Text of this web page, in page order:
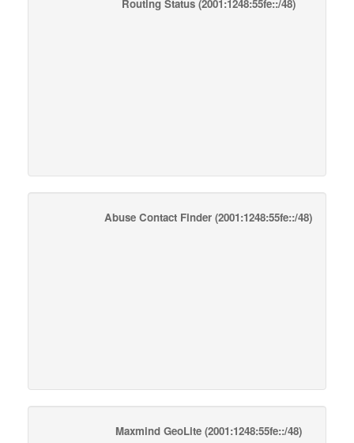
Routing Status(2001:1248:55fe::/48)
Abuse Contact Finder (2001:1248:55fe::/48)
Maxmind GeoLite(2001:1248:55fe::/48)